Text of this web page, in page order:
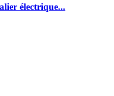
électrique...